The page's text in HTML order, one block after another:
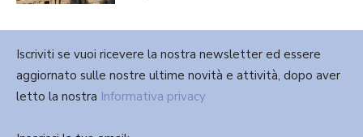
Iscriviti se vuoi ricevere la nostra newsletter ed essere
aggiornato sulle nostre ultime novità e attività, dopo aver
letto la nostra Informativa privacy